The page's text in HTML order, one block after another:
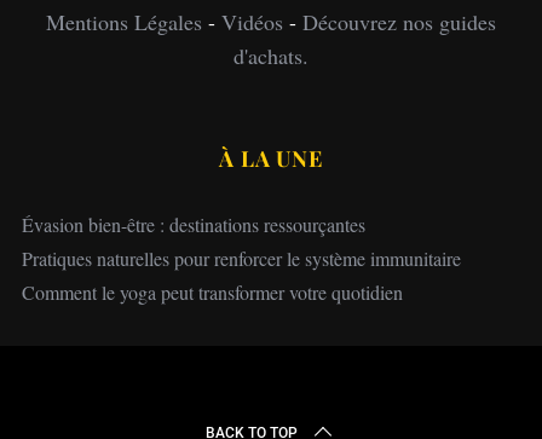
Mentions Légales - Vidéos - Découvrez nos guides
d'achats.
À LA UNE
Évasion bien-être : destinations ressourçantes
Pratiques naturelles pour renforcer le système immunitaire
Comment le yoga peut transformer votre quotidien
BACK TO TOP